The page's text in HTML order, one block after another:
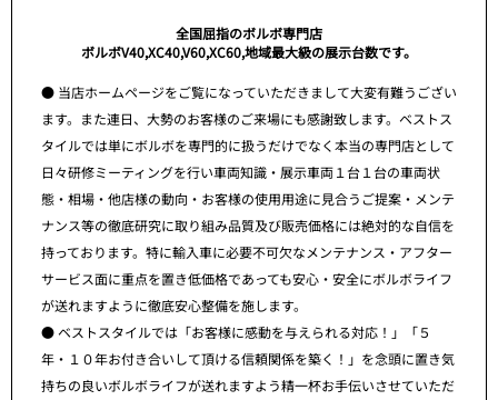
全国屈指のボルボ専門店
ボルボV40,XC40,V60,XC60,地域最大級の展示台数です。
● 当店ホームページをご覧になっていただきまして大変有難うござい
ます。また連日、大勢のお客様のご来場にも感謝致します。ベストス
タイルでは単にボルボを専門的に扱うだけでなく本当の専門店として
日々研修ミーティングを行い車両知識・展示車両１台１台の車両状
態・相場・他店様の動向・お客様の使用用途に見合うご提案・メンテ
ナンス等の徹底研究に取り組み品質及び販売価格には絶対的な自信を
持っております。特に輸入車に必要不可欠なメンテナンス・アフター
サービス面に重点を置き低価格であっても安心・安全にボルボライフ
が送れますように徹底安心整備を施します。
● ベストスタイルでは「お客様に感動を与えられる対応！」「５
年・１０年お付き合いして頂ける信頼関係を築く！」を念頭に置き気
持ちの良いボルボライフが送れますよう精一杯お手伝いさせていただ